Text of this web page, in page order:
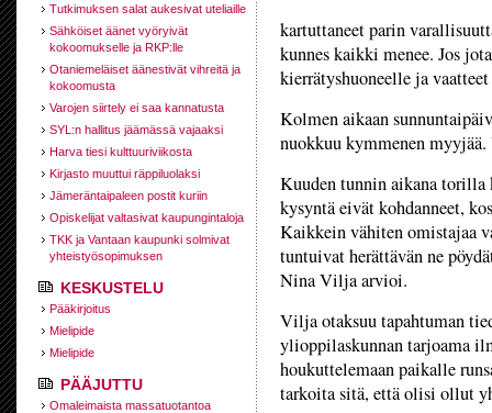
Tutkimuksen salat aukesivat uteliaille
Sähköiset äänet vyöryivät
kokoomukselle ja RKP:lle
Otaniemeläiset äänestivät vihreitä ja
kokoomusta
Varojen siirtely ei saa kannatusta
SYL:n hallitus jäämässä vajaaksi
Harva tiesi kulttuuriviikosta
Kirjasto muuttui räppiluolaksi
Jämeräntaipaleen postit kuriin
Opiskelijat valtasivat kaupungintaloja
TKK ja Vantaan kaupunki solmivat
yhteistyösopimuksen
KESKUSTELU
Pääkirjoitus
Mielipide
Mielipide
PÄÄJUTTU
Omaleimaista massatuotantoa
kartuttaneet parin
kunnes kaikki menee. Jos
kierrätyshuoneelle ja
Kolmen aikaan
nuokkuu kymmenen
Kuuden tunnin aikana torilla
kysyntä eivät kohdanneet,
Kaikkein vähiten omistajaa
tuntuivat herättävän ne
Nina Vilja arvioi.
Vilja otaksuu tapahtuman
ylioppilaskunnan tarjoama
houkuttelemaan paikalle
tarkoita sitä, että olisi ollut